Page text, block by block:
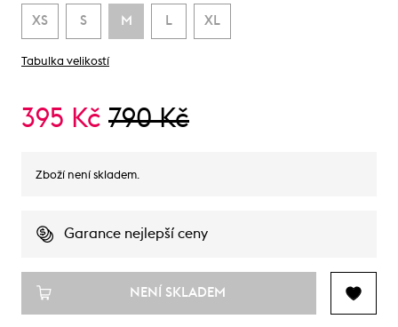
XS S M L XL
Tabulka velikostí
395 Kč 790 Kč
Zboží není skladem.
Garance nejlepší ceny
NENÍ SKLADEM